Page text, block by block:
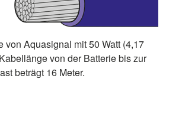
von Aquasignal mit 50 Watt (4,17
von der Batterie bis zur
beträgt 16 Meter.